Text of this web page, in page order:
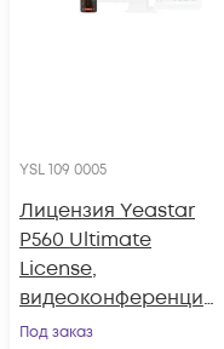
YSL 109 0005
Лицензия Yeastar
P560 Ultimate
License,
видеоконференции,
колл-центр,сервис
Под заказ